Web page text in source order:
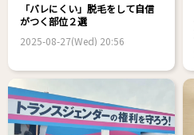
「バレにくい」脱毛をして自信
がつく部位２選
2025-08-27(Wed) 20:56